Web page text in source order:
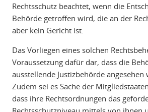
Rechtsschutz beachtet, wenn die
Behörde getroffen wird, die an der
aber kein Gericht ist.
Das Vorliegen eines solchen
Voraussetzung dafür dar, dass die
ausstellende Justizbehörde angesehen
Zudem sei es Sache der
dass ihre Rechtsordnungen das